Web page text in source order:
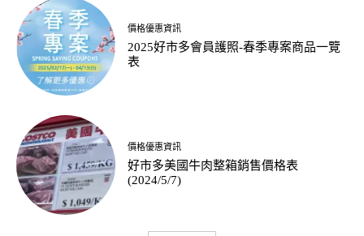
價格優惠資訊
2025好市多會員護照-春季專案商品一覽
表
價格優惠資訊
好市多美國牛肉整箱銷售價格表
(2024/5/7)